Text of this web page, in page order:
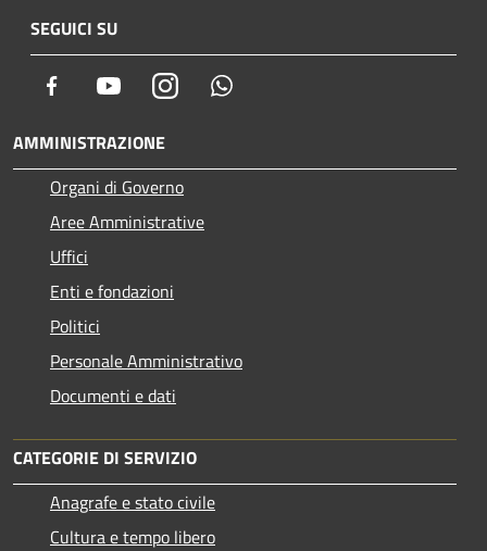
SEGUICI SU
Facebook YoutubeInstagram
AMMINISTRAZIONE
Organi di Governo
Aree Amministrative
Uffici
Enti e fondazioni
Politici
Personale Amministrativo
Documenti e dati
CATEGORIE DI SERVIZIO
Anagrafe e stato civile
Cultura e tempo libero